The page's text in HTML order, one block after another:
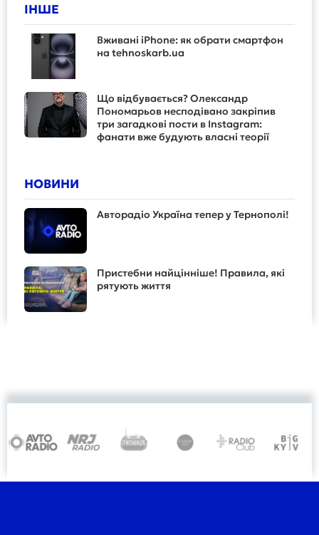
ІНШЕ
Вживані iPhone: як обрати смартфон
на tehnoskarb.ua
Що відбувається? Олександр
Пономарьов несподівано закріпив
три загадкові пости в Instagram:
фанати вже будують власні теорії
НОВИНИ
Авторадіо Україна тепер у Тернополі!
Пристебни найцінніше! Правила, які
рятують життя